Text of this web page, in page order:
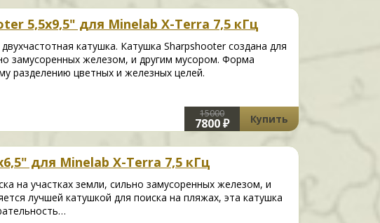
5,5х9,5" для Minelab X-Terra 7,5 кГц
катушка. Катушка Sharpshooter создана для
замусоренных железом, и другим мусором. Форма
разделению цветных и железных целей.
15000
7800 ₽ Купить
для Minelab X-Terra 7,5 кГц
на участках земли, сильно замусоренных железом, и
лучшей катушкой для поиска на пляжах, эта катушка